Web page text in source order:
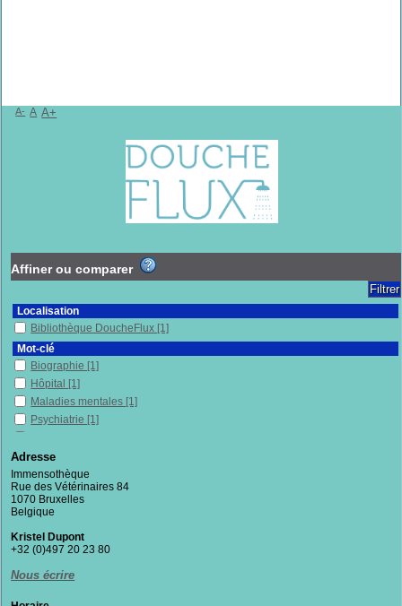
A- A A+
Affiner ou comparer
Localisation
Bibliothèque DoucheFlux [1]
Mot-clé
Biographie [1]
Hôpital [1]
Maladies mentales [1]
Psychiatrie [1]
Section
Fictions[1]
Adresse
Immensothèque
Rue des Vétérinaires 84
1070 Bruxelles
Belgique
Kristel Dupont
+32 (0)497 20 23 80
Nous écrire